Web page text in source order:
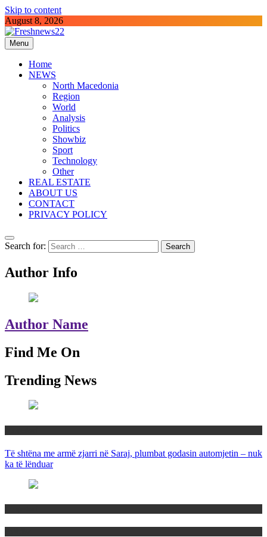
Skip to content
August 8, 2026
Freshnews22
Best News Website in North Macedonia
Menu
Home
NEWS
North Macedonia
Region
World
Analysis
Politics
Showbiz
Sport
Technology
Other
REAL ESTATE
ABOUT US
CONTACT
PRIVACY POLICY
Search for:
Author Info
Author Name
Find Me On
Trending News
Të shtëna me armë zjarri në Saraj, plumbat godasin automjetin – nuk
ka të lënduar